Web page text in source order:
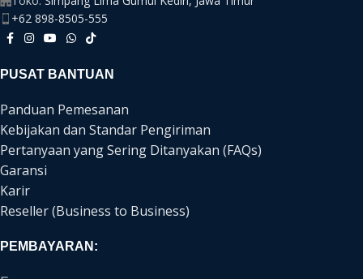
+62 898-8505-555
PUSAT BANTUAN
Panduan Pemesanan
Kebijakan dan Standar Pengiriman
Pertanyaan yang Sering Ditanyakan (FAQs)
Garansi
Karir
Reseller (Business to Business)
PEMBAYARAN: